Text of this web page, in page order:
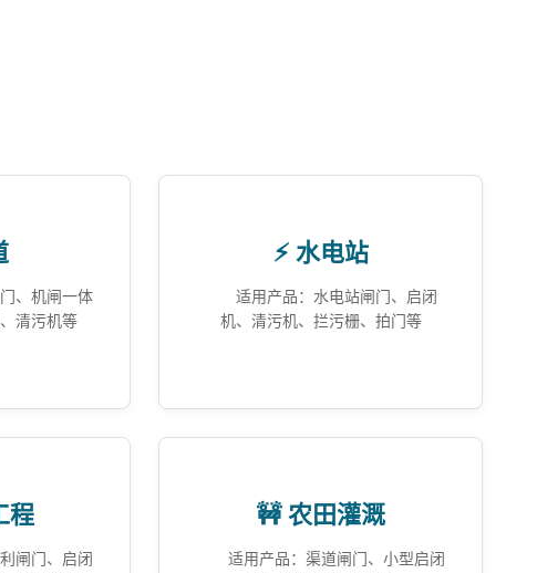
、机闸一体
清污机等
⚡ 水电站
适用产品：水电站闸门、启闭
机、清污机、拦污栅、拍门等
程
闸门、启闭
🚧 农田灌溉
适用产品：渠道闸门、小型启闭